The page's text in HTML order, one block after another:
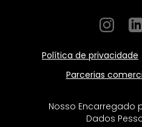
Política de privacidade
Parcerias
Nosso Encarregado
Dados